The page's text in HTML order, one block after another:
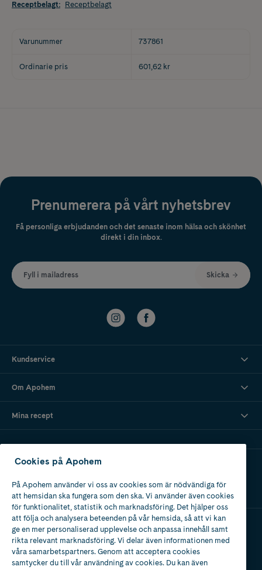
Receptbelagt: Receptbelagt
Varunummer 737861
Ordinarie pris 601,62 kr
Prenumerera på vårt nyhetsbrev
Få personliga erbjudanden och det senaste inom hälsa och skönhet
direkt i din inbox.
Fyll i mailadress Skicka
Kundservice
Om Apohem
Mina recept
Ladda ner vår app
Apotek med tillstånd
av Läkemedelsverket
Cookies på Apohem
På Apohem använder vi oss av cookies som är nödvändiga för
att hemsidan ska fungera som den ska. Vi använder även cookies
för funktionalitet, statistik och marknadsföring. Det hjälper oss
att följa och analysera beteenden på vår hemsida, så att vi kan
ge en mer personaliserad upplevelse och anpassa innehåll samt
rikta relevant marknadsföring. Vi delar även informationen med
våra samarbetspartners. Genom att acceptera cookies
samtycker du till vår användning av cookies. Du kan även